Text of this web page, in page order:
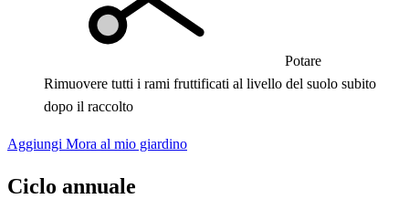
Potare
Rimuovere tutti i rami fruttificati al livello del suolo subito
dopo il raccolto
Aggiungi Mora al mio giardino
Ciclo annuale